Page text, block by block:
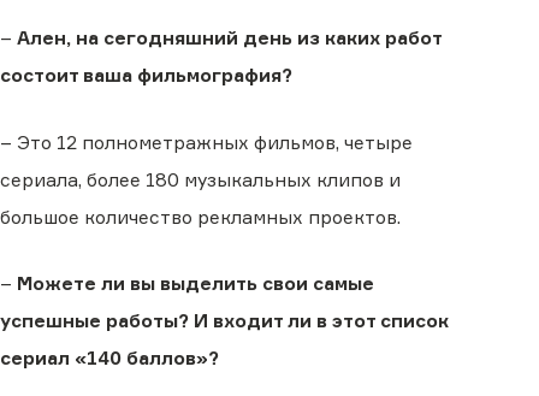
– Ален, на сегодняшний день из каких работ
состоит ваша фильмография?
– Это 12 полнометражных фильмов, четыре
сериала, более 180 музыкальных клипов и
большое количество рекламных проектов.
– Можете ли вы выделить свои самые
успешные работы? И входит ли в этот список
сериал «140 баллов»?